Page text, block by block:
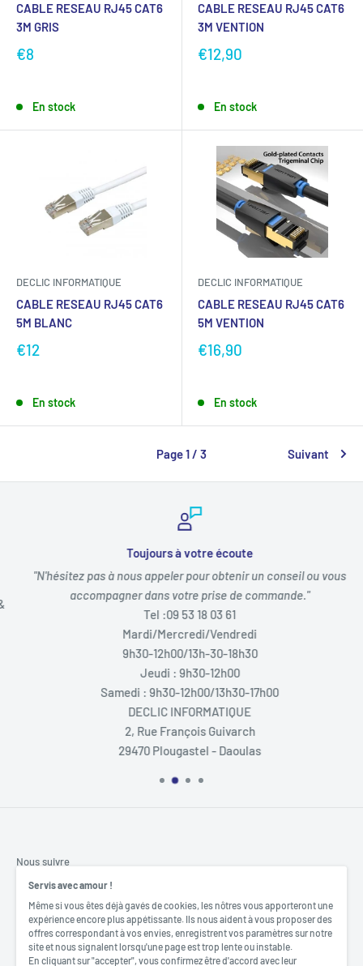
CABLE RESEAU RJ45 CAT6
3M GRIS
€8
En stock
CABLE RESEAU RJ45 CAT6
3M VENTION
€12,90
En stock
DECLIC INFORMATIQUE
CABLE RESEAU RJ45 CAT6
5M BLANC
€12
En stock
DECLIC INFORMATIQUE
CABLE RESEAU RJ45 CAT6
5M VENTION
€16,90
En stock
Page 1 / 3 Suivant
Toujours à votre écoute
"N'hésitez pas à nous appeler pour obtenir un conseil ou vous
accompagner dans votre prise de commande."
Tel :09 53 18 03 61
Mardi/Mercredi/Vendredi
9h30-12h00/13h-30-18h30
Jeudi : 9h30-12h00
Samedi : 9h30-12h00/13h30-17h00
DECLIC INFORMATIQUE
2, Rue François Guivarch
29470 Plougastel - Daoulas
Nous suivre
Nous acceptons
Servis avec amour !
Même si vous êtes déjà gavés de cookies, les nôtres vous apporteront une
expérience encore plus appétissante. Ils nous aident à vous proposer des
offres correspondant à vos envies, enregistrent vos paramètres sur notre
site et nous signalent lorsqu'une page est trop lente ou instable.
En cliquant sur "accepter", vous confirmez être d'accord avec leur